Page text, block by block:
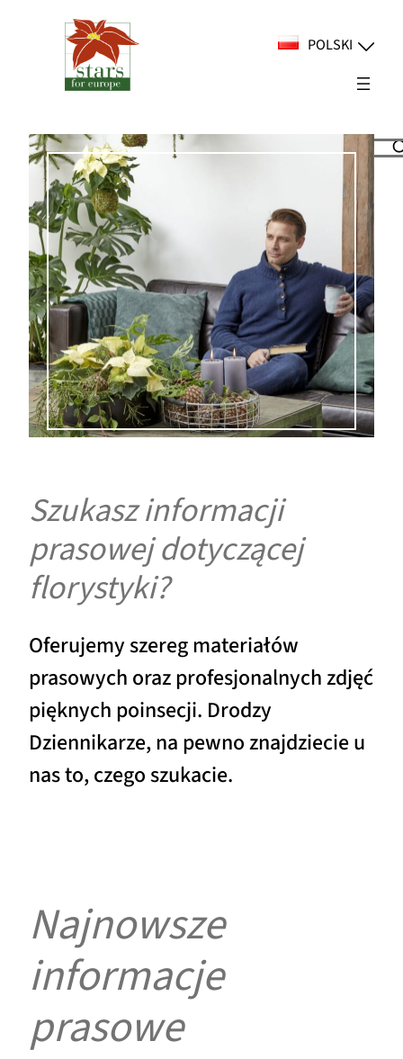
POLSKI
Suchen
Szukasz informacji
prasowej dotyczącej
florystyki?
Oferujemy szereg materiałów
prasowych oraz profesjonalnych zdjęć
pięknych poinsecji. Drodzy
Dziennikarze, na pewno znajdziecie u
nas to, czego szukacie.
Najnowsze
informacje
prasowe